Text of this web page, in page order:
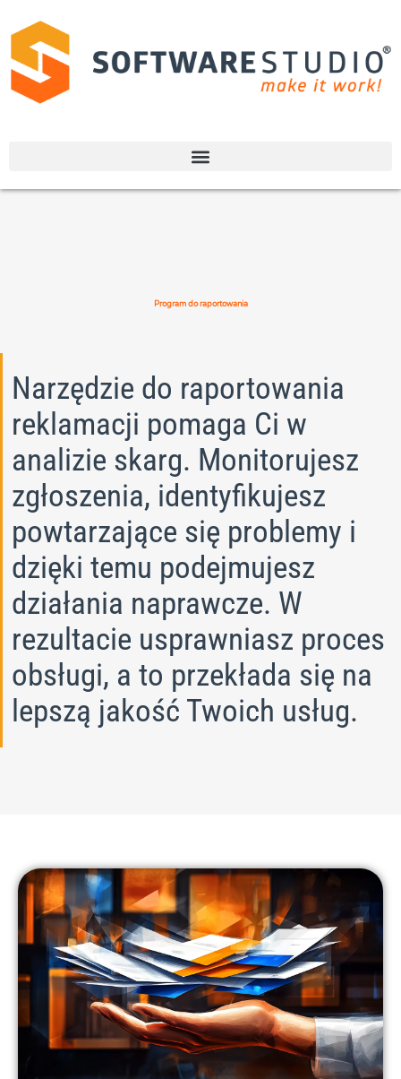
Program do raportowania
Narzędzie do raportowania
reklamacji pomaga Ci w
analizie skarg. Monitorujesz
zgłoszenia, identyfikujesz
powtarzające się problemy i
dzięki temu podejmujesz
działania naprawcze. W
rezultacie usprawniasz proces
obsługi, a to przekłada się na
lepszą jakość Twoich usług.